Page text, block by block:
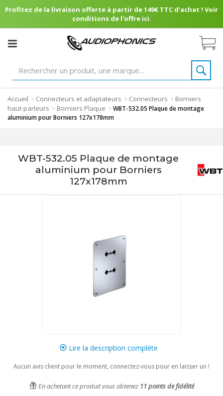
Profitez de la livraison offerte à partir de 149€ TTC d'achat ! Voir
conditions de l'offre ici.
Accueil > Connecteurs et adaptateurs > Connecteurs > Borniers
haut-parleurs > Borniers Plaque >WBT-532.05 Plaque de montage
aluminium pour Borniers 127x178mm
WBT-532.05 Plaque de montage
aluminium pour Borniers
127x178mm
Lire la description complète
Aucun avis client pour le moment, connectez-vous pour en laisser un !
En achetant ce produit vous obtenez 11 points de fidélité